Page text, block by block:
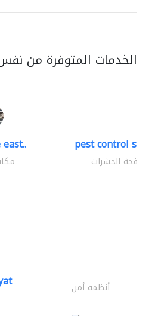
الخدمات المتوفرة من
pest control
مكافحة الحشرات
أنظمة أمن